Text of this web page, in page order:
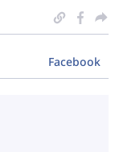
Facebook